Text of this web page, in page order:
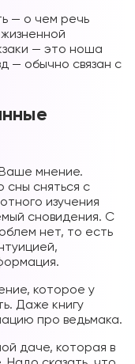
— о чем речь
— это ноша
— обычно связан с
мнение.
сны сняться с
изучения
сновидения. С
нет, то есть
которое у
Даже книгу
про ведьмака.
даче, которая в